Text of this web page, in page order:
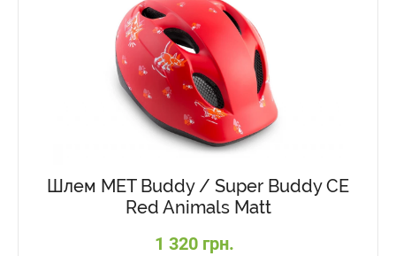
Шлем MET Buddy / Super Buddy CE
Red Animals Matt
1 320 грн.